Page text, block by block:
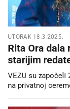
UTORAK 18.3.2025.
Rita Ora dala
starijim
VEZU su započeli
na privatnoj